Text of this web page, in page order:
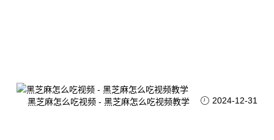
黑芝麻怎么吃视频 - 黑芝麻怎么吃视频教学 2024-12-31